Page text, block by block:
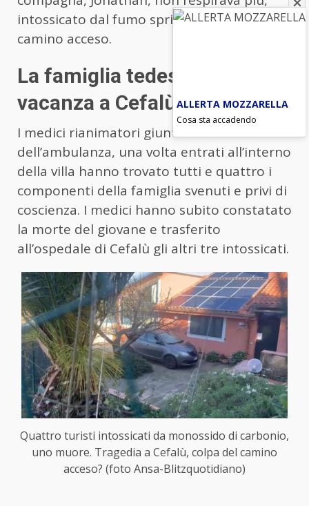
intossicato dal fumo sprigionato dal
camino acceso.
La famiglia tedesca in
vacanza a Cefalù
I medici rianimatori giunti a bordo
dell’ambulanza, una volta entrati all’interno
della villa hanno trovato tutti e quattro i
componenti della famiglia svenuti e privi di
coscienza. I medici hanno subito constatato
la morte del giovane e trasferito
all’ospedale di Cefalù gli altri tre intossicati.
Quattro turisti intossicati da monossido di carbonio,
uno muore. Tragedia a Cefalù, colpa del camino
acceso? (foto Ansa-Blitzquotidiano)
ALLERTA MOZZARELLA
Cosa sta accadendo